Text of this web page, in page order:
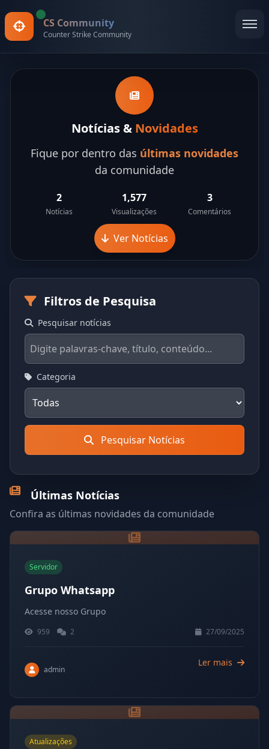
CS Community
Counter Strike Community
Notícias & Novidades
Fique por dentro das últimas novidades
da comunidade
2
Notícias
1,577
Visualizações
3
Comentários
Ver Notícias
Filtros de Pesquisa
Pesquisar notícias
Categoria
Pesquisar Notícias
Últimas Notícias
Confira as últimas novidades da comunidade
Servidor
Grupo Whatsapp
Acesse nosso Grupo
959 2 27/09/2025
admin
Ler mais
Atualizações